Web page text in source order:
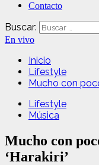
Contacto
Buscar:
En vivo
Inicio
Lifestyle
Mucho con
Lifestyle
Música
Mucho con
‘Harakiri’